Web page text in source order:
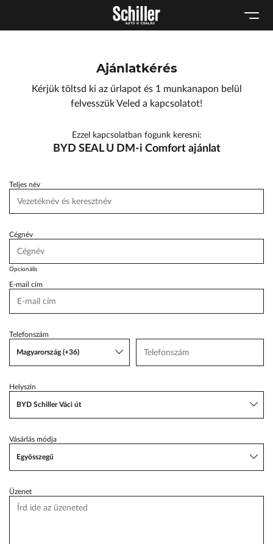
Lexus Pest
BYD Schiller
Geely Schiller
ŠKODA Schiller
Toyota Schiller
Szerviz cserejárművek
Tesla Approved Body Shop
Ajánlatkérés
Kérjük töltsd ki az űrlapot és 1 munkanapon belül
felvesszük Veled a kapcsolatot!
Ezzel kapcsolatban fogunk keresni:
BYD SEAL U DM-i Comfort ajánlat
Teljes név
Cégnév
Opcionális
E-mail cím
Telefonszám
Magyarország (+36)
Helyszín
BYD Schiller Váci út
Vásárlás módja
Egyösszegű
Üzenet